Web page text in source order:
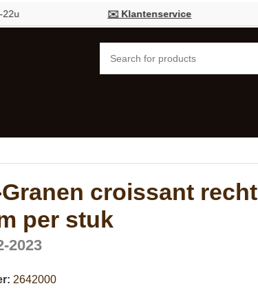
✉️ Klantenservice
croissant recht
per stuk
2023
2642000